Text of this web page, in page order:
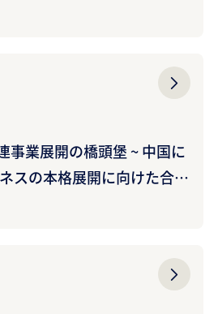
事業展開の橋頭堡 ~ 中国に
スの本格展開に向けた合弁